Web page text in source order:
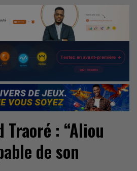
Traoré : “Aliou
de son